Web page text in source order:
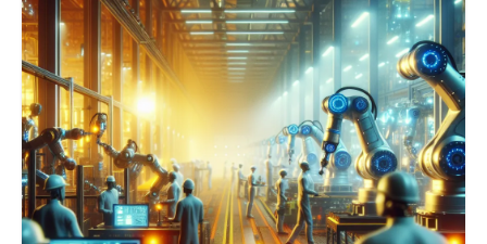
ISTORIE
NATURĂ
STIRI